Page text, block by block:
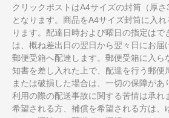
クリックポストはA4サイズの封筒（厚
となります。商品をA4サイズ封筒に入
ります。配達日時および曜日の指定はで
は、概ね差出日の翌日から翌々日にお届
郵便受箱へ配達します。郵便受箱に入ら
知書を差し入れた上で、配達を行う郵便
または破損した場合は、一切の保障があ
利用の際の配送事故に関する苦情は承れ
希望される方、補償を希望される方は、